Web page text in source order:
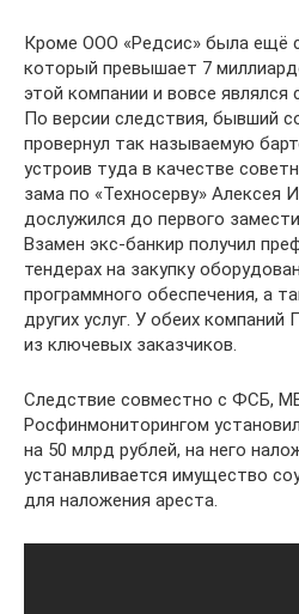
Кроме ООО «Редсис» была ещё
который превышает 7
этой компании и вовсе являлся
По версии следствия, бывший
провернул так называемую
устроив туда в качестве
зама по «Техносерву» Алексея
дослужился до первого
Взамен экс-банкир получил
тендерах на закупку
программного обеспечения, а
других услуг. У обеих
из ключевых заказчиков.
Следствие совместно с ФСБ,
Росфинмониторингом
на 50 млрд рублей, на него
устанавливается имущество
для наложения ареста.